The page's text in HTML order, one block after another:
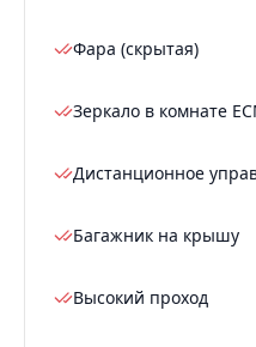
Фара (скрытая)
Зеркало в комнате
Дистанционное
Багажник на крышу
Высокий проход